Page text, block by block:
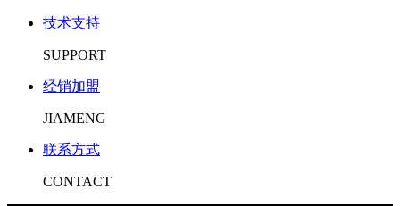
技术支持
SUPPORT
经销加盟
JIAMENG
联系方式
CONTACT